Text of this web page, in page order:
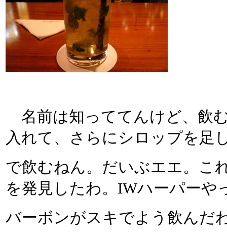
名前は知っててんけど、飲
入れて、さらにシロップを足
で飲むねん。だいぶエエ。こ
を発見したわ。IWハーパーや
バーボンがスキでよう飲んだ